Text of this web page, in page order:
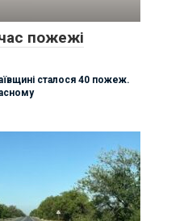
пожежі
сталося 40 пожеж.